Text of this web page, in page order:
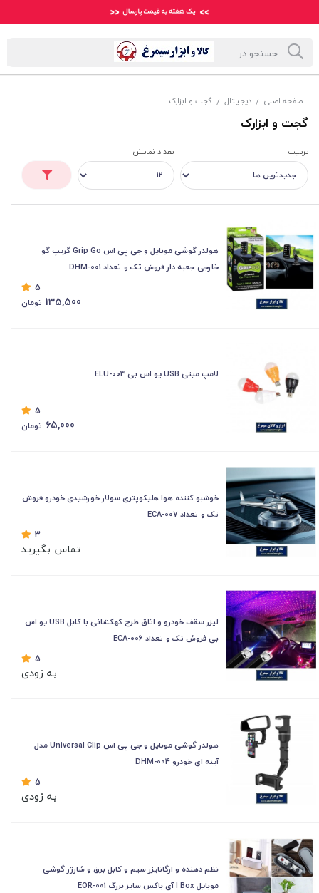
صفحه اصلی / دیجیتال / گجت و ابزارک
گجت و ابزارک
ترتیب تعداد نمایش
هولدر گوشی موبایل و جی پی اس Grip Go گریپ گو
خارجی جعبه دار فروش تک و تعداد DHM-001
5
135,500 تومان
لامپ مینی USB یو اس بی ELU-003
5
65,000 تومان
خوشبو کننده هوا هلیکوپتری سولار خورشیدی خودرو فروش
تک و تعداد ECA-007
3
تماس بگیرید
لیزر سقف خودرو و اتاق طرح کهکشانی با کابل USB یو اس
بی فروش تک و تعداد ECA-006
5
به زودی
هولدر گوشی موبایل و جی پی اس Universal Clip مدل
آینه ای خودرو DHM-004
5
به زودی
نظم دهنده و ارگانایزر سیم و کابل برق و شارژر گوشی
موبایل I Box آی باکس سایز بزرگ EOR-001